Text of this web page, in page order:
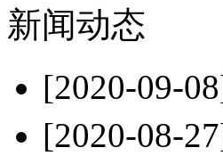
新闻动态
[2020-09-
[2020-08-